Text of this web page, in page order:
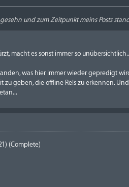
und zum Zeitpunkt meins Posts
macht es sonst immer so
was hier immer wieder gepredigt
zu geben, die offline Rels zu erkennen.
(Complete)